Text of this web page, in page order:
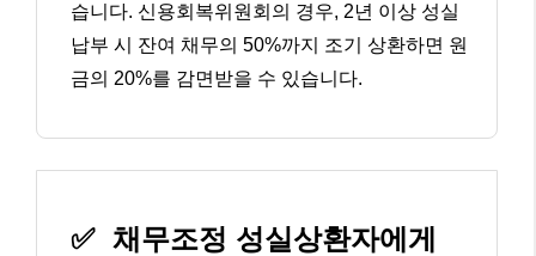
습니다. 신용회복위원회의 경우, 2년 이상 성실
납부 시 잔여 채무의 50%까지 조기 상환하면 원
금의 20%를 감면받을 수 있습니다.
✅ 채무조정 성실상환자에게